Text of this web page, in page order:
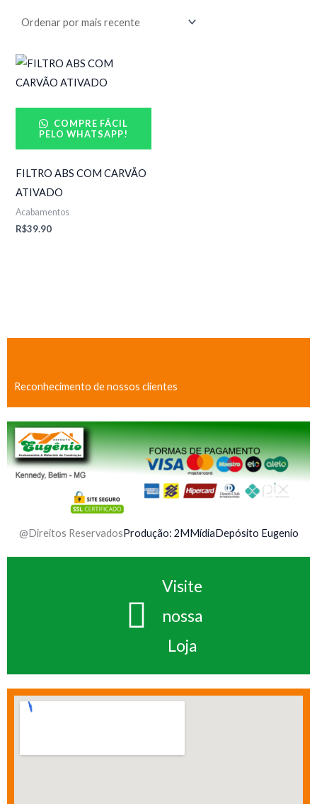
COMPRE FÁCIL
PELO WHATSAPP!
FILTRO ABS COM CARVÃO
ATIVADO
Acabamentos
R$39.90
Reconhecimento de nossos clientes
@Direitos ReservadosProdução: 2MMídiaDepósito Eugenio
Visite
nossa
Loja